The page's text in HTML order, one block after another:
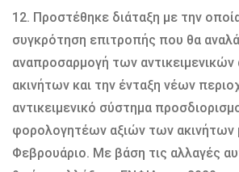
12. Προστέθηκε διάταξη με την
συγκρότηση επιτροπής που θα
αναπροσαρμογή των
ακινήτων και την ένταξη νέων
αντικειμενικό σύστημα
φορολογητέων αξιών των ακινήτων
Φεβρουάριο. Με βάση τις αλλαγές